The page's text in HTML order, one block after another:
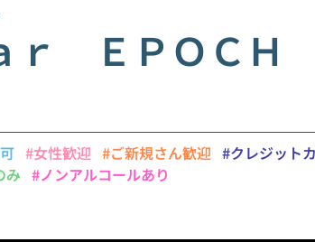
ｒ ＥＰＯＣＨ
#女性歓迎 #ご新規さん歓迎 #クレジット
み #ノンアルコールあり